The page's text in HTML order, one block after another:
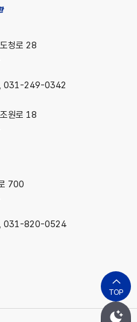
청로 28
031-249-0342
원로 18
700
031-820-0524
TOP